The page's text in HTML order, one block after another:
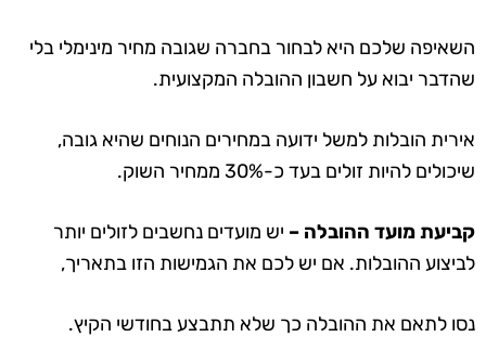
השאיפה שלכם היא לבחור בחברה שגובה מחיר מינימלי בלי
שהדבר יבוא על חשבון ההובלה המקצועית.
אירית הובלות למשל ידועה במחירים הנוחים שהיא גובה,
שיכולים להיות זולים בעד כ-30% ממחיר השוק.
קביעת מועד ההובלה – יש מועדים נחשבים לזולים יותר
לביצוע ההובלות. אם יש לכם את הגמישות הזו בתאריך,
נסו לתאם את ההובלה כך שלא תתבצע בחודשי הקיץ.